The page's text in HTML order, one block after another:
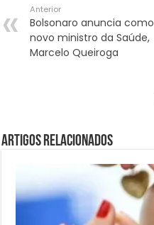
Anterior
Bolsonaro anuncia como
novo ministro da Saúde,
Marcelo Queiroga
Artigos Relacionados